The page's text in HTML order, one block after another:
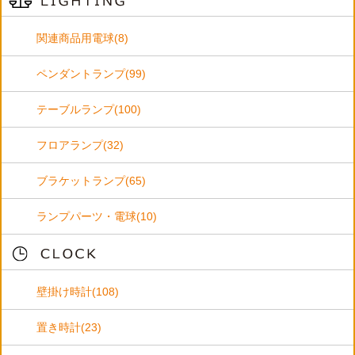
関連商品用電球(8)
ペンダントランプ(99)
テーブルランプ(100)
フロアランプ(32)
ブラケットランプ(65)
ランプパーツ・電球(10)
壁掛け時計(108)
置き時計(23)